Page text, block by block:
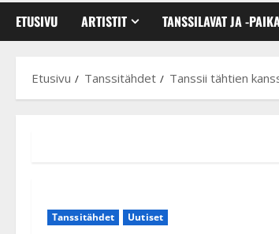
ETUSIVU ARTISTIT TANSSILAVAT JA -
Etusivu Tanssitähdet Tanssii tähtien
Tanssitähdet Uutiset